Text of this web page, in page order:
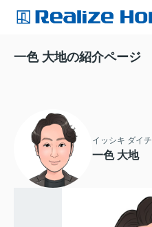
一色 大地の紹介ページ
イッシキ ダイチ
一色 大地